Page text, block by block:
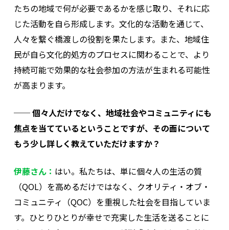
たちの地域で何が必要であるかを感じ取り、それに応
じた活動を自ら形成します。文化的な活動を通じて、
人々を繋ぐ橋渡しの役割を果たします。また、地域住
民が自ら文化的処方のプロセスに関わることで、より
持続可能で効果的な社会参加の方法が生まれる可能性
が高まります。
── 個々人だけでなく、地域社会やコミュニティにも
焦点を当てているということですが、その面について
もう少し詳しく教えていただけますか？
伊藤さん： はい。私たちは、単に個々人の生活の質
（QOL）を高めるだけではなく、クオリティ・オブ・
コミュニティ（QOC）を重視した社会を目指していま
す。ひとりひとりが幸せで充実した生活を送ることに